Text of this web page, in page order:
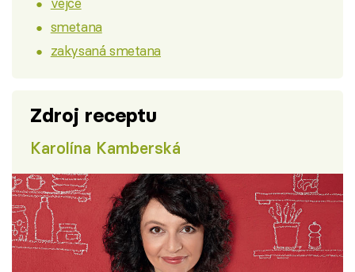
smetana
zakysaná smetana
Zdroj receptu
Karolína Kamberská